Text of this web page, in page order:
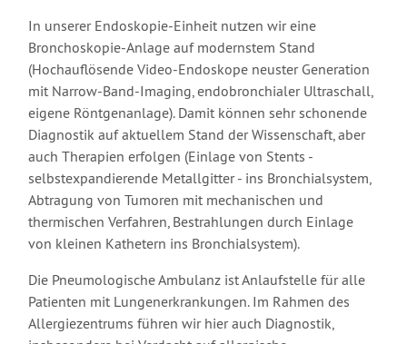
In unserer Endoskopie-Einheit nutzen wir eine
Bronchoskopie-Anlage auf modernstem Stand
(Hochauflösende Video-Endoskope neuster Generation
mit Narrow-Band-Imaging, endobronchialer Ultraschall,
eigene Röntgenanlage). Damit können sehr schonende
Diagnostik auf aktuellem Stand der Wissenschaft, aber
auch Therapien erfolgen (Einlage von Stents -
selbstexpandierende Metallgitter - ins Bronchialsystem,
Abtragung von Tumoren mit mechanischen und
thermischen Verfahren, Bestrahlungen durch Einlage
von kleinen Kathetern ins Bronchialsystem).
Die Pneumologische Ambulanz ist Anlaufstelle für alle
Patienten mit Lungenerkrankungen. Im Rahmen des
Allergiezentrums führen wir hier auch Diagnostik,